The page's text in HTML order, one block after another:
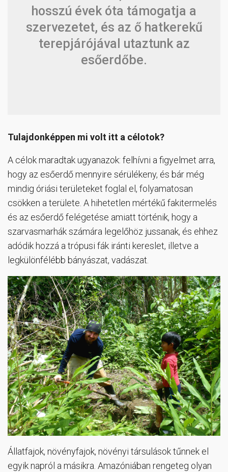
hosszú évek óta támogatja a
szervezetet, és az ő hatkerekű
terepjárójával utaztunk az
esőerdőbe.
Tulajdonképpen mi volt itt a célotok?
A célok maradtak ugyanazok: felhívni a figyelmet arra,
hogy az esőerdő mennyire sérülékeny, és bár még
mindig óriási területeket foglal el, folyamatosan
csökken a területe. A hihetetlen mértékű fakitermelés
és az esőerdő felégetése amiatt történik, hogy a
szarvasmarhák számára legelőhöz jussanak, és ehhez
adódik hozzá a trópusi fák iránti kereslet, illetve a
legkülönfélébb bányászat, vadászat.
Állatfajok, növényfajok, növényi társulások tűnnek el
egyik napról a másikra. Amazóniában rengeteg olyan